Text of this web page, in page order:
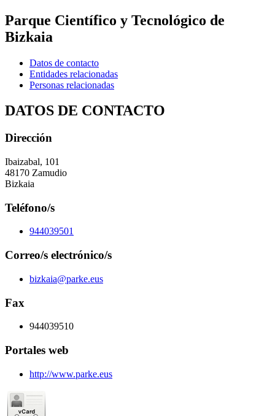
Parque Científico y Tecnológico de
Bizkaia
Datos de contacto
Entidades relacionadas
Personas relacionadas
DATOS DE CONTACTO
Dirección
Ibaizabal, 101
48170 Zamudio
Bizkaia
Teléfono/s
944039501
Correo/s electrónico/s
bizkaia@parke.eus
Fax
944039510
Portales web
http://www.parke.eus